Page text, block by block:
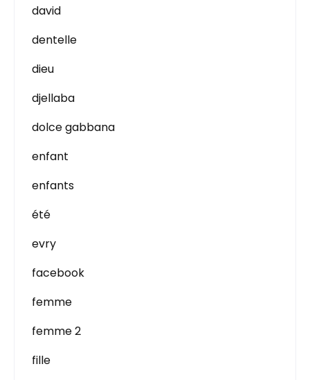
david
dentelle
dieu
djellaba
dolce gabbana
enfant
enfants
été
evry
facebook
femme
femme 2
fille